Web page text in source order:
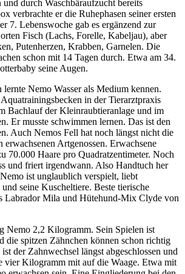
und durch Waschbäraufzucht bereits
verbrachte er die Ruhephasen seiner ersten
7. Lebenswoche gab es ergänzend zur
Fisch (Lachs, Forelle, Kabeljau), aber
Putenherzen, Krabben, Garnelen. Die
schon mit 14 Tagen durch. Etwa am 34.
seine Augen.
Nemo Wasser als Medium kennen.
in der Tierarztpraxis
Bachlauf der Kleinraubtieranlage und im
Er musste schwimmen lernen. Das ist den
Auch Nemos Fell hat noch längst nicht die
Artgenossen. Erwachsene
70.000 Haare pro Quadratzentimeter. Noch
und friert irgendwann. Also Handtuch her
ist unglaublich verspielt, liebt
seine Kuscheltiere. Beste tierische
Labrador Mila und Hütehund-Mix Clyde von
Nemo 2,2 Kilogramm. Sein Spielen ist
die spitzen Zähnchen können schon richtig
der Zahnwechsel längst abgeschlossen und
vier Kilogramm mit auf die Waage. Etwa mit